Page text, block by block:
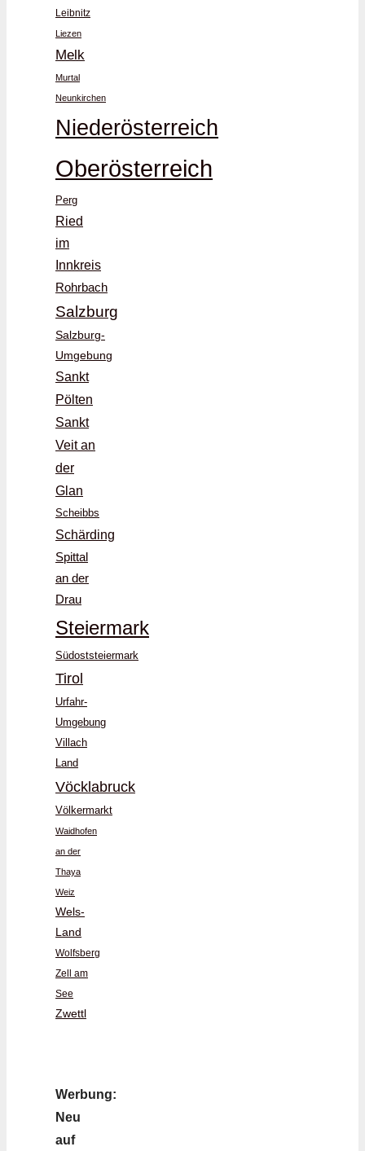
Leibnitz
Liezen
Melk
Murtal
Neunkirchen
Niederösterreich
Oberösterreich
Perg
Ried
im
Innkreis
Rohrbach
Salzburg
Salzburg-
Umgebung
Sankt
Pölten
Sankt
Veit an
der
Glan
Scheibbs
Schärding
Spittal
an der
Drau
Steiermark
Südoststeiermark
Tirol
Urfahr-
Umgebung
Villach
Land
Vöcklabruck
Völkermarkt
Waidhofen
an der
Thaya
Weiz
Wels-
Land
Wolfsberg
Zell am
See
Zwettl
Werbung:
Neu
auf